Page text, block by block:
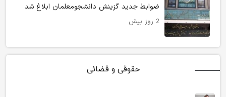
ضوابط جدید گزینش دانشجومعلمان ابلاغ شد
2 روز پیش
حقوقی و قضائی